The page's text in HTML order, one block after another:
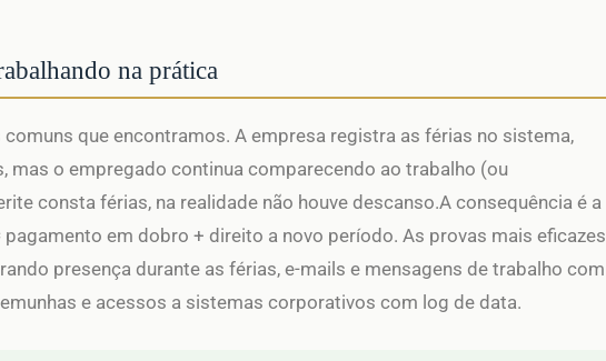
na prática
que encontramos. A empresa registra as férias no sistema,
mas o empregado continua comparecendo ao trabalho (ou
consta férias, na realidade não houve descanso.A consequência é a
em dobro + direito a novo período. As provas mais eficazes
presença durante as férias, e-mails e mensagens de trabalho com
e acessos a sistemas corporativos com log de data.